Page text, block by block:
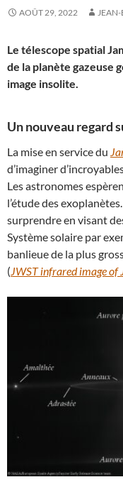
AOÛT 29, 2022
Le télescope spatial
de la planète gazeuse
image insolite.
Un nouveau regard
La mise en service du
d’imaginer
Les astronomes
l’étude des
surprendre en visant
Système solaire par
banlieue de la plus
( JWST infrared image of